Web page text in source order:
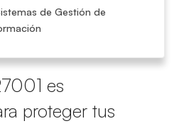
de Gestión de
es
proteger tus